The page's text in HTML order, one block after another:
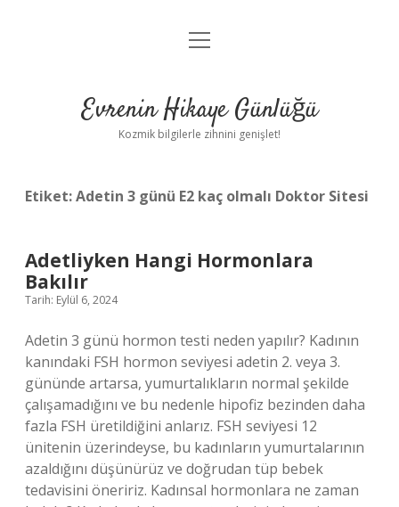
Anasayfa
Yasal Uyarı
menüyü
Evrenin Hikaye Günlüğü
Kozmik bilgilerle zihnini genişlet!
Etiket:Adetin 3 günü E2 kaç olmalı Doktor Sitesi
Adetliyken Hangi Hormonlara
Bakılır
Tarih: Eylül 6, 2024
Adetin 3 günü hormon testi neden yapılır? Kadının
kanındaki FSH hormon seviyesi adetin 2. veya 3.
gününde artarsa, yumurtalıkların normal şekilde
çalışamadığını ve bu nedenle hipofiz bezinden daha
fazla FSH üretildiğini anlarız. FSH seviyesi 12
ünitenin üzerindeyse, bu kadınların yumurtalarının
azaldığını düşünürüz ve doğrudan tüp bebek
tedavisini öneririz. Kadınsal hormonlara ne zaman